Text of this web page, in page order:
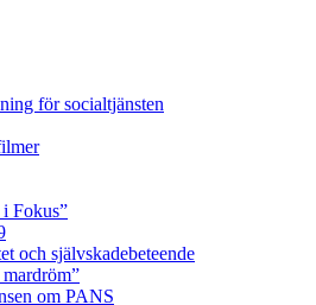
för socialtjänsten
Fokus”
och självskadebeteende
om PANS